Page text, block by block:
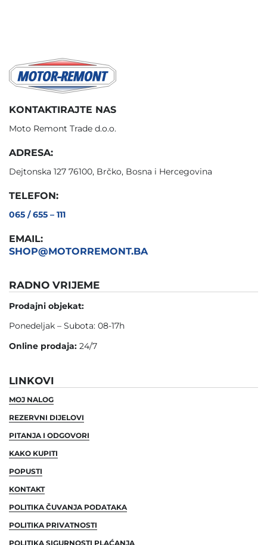
KONTAKTIRAJTE NAS
Moto Remont Trade d.o.o.
ADRESA:
Dejtonska 127 76100, Brčko, Bosna i Hercegovina
TELEFON:
065 / 655 – 111
EMAIL:
SHOP@MOTORREMONT.BA
RADNO VRIJEME
Prodajni objekat:
Ponedeljak – Subota: 08-17h
Online prodaja: 24/7
LINKOVI
MOJ NALOG
REZERVNI DIJELOVI
PITANJA I ODGOVORI
KAKO KUPITI
POPUSTI
KONTAKT
POLITIKA ČUVANJA PODATAKA
POLITIKA PRIVATNOSTI
POLITIKA SIGURNOSTI PLAĆANJA